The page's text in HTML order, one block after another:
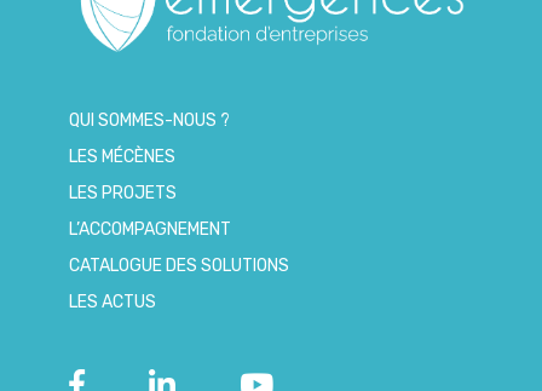
QUI SOMMES-NOUS ?
LES MÉCÈNES
LES PROJETS
L’ACCOMPAGNEMENT
CATALOGUE DES SOLUTIONS
LES ACTUS